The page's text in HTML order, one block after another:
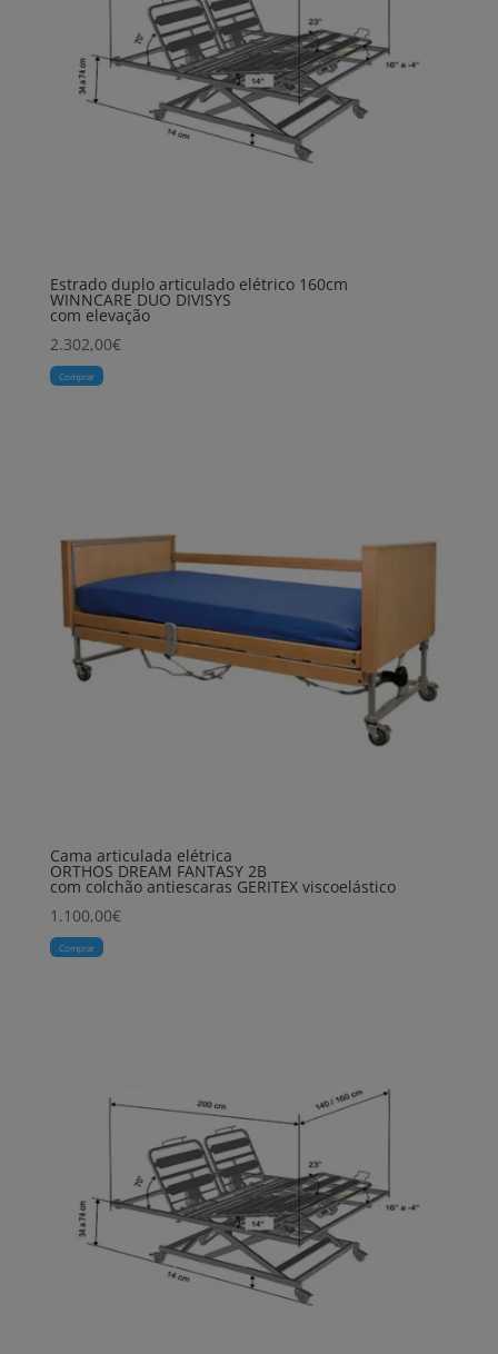
Estrado duplo articulado elétrico 160cm
WINNCARE DUO DIVISYS
com elevação
2.302,00€
Comprar
Cama articulada elétrica
ORTHOS DREAM FANTASY 2B
com colchão antiescaras GERITEX viscoelástico
1.100,00€
Comprar